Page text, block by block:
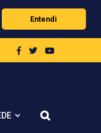
Entendi